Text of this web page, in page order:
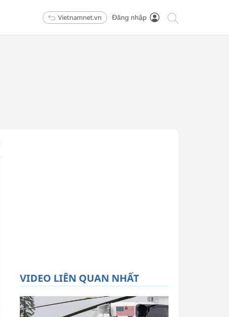
Vietnamnet.vn Đăng nhập
VIDEO LIÊN QUAN NHẤT